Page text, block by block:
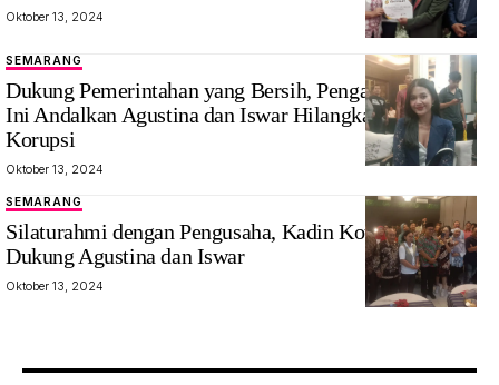
Oktober 13, 2024
SEMARANG
Dukung Pemerintahan yang Bersih, Pengacara Cantik
Ini Andalkan Agustina dan Iswar Hilangkan Budaya
Korupsi
Oktober 13, 2024
SEMARANG
Silaturahmi dengan Pengusaha, Kadin Kota Semarang
Dukung Agustina dan Iswar
Oktober 13, 2024